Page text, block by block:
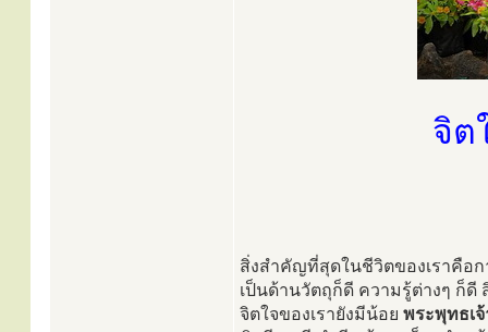
จิต
สิ่งสำคัญที่สุดในชีวิตของเราคือ
เป็นด้านวัตถุก็ดี ความรู้ต่างๆ ก็
จิตใจของเรายังมีน้อย พระพุทธเ